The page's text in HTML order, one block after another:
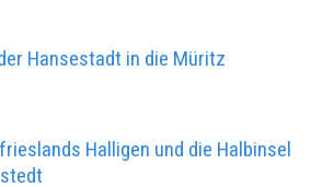
Hansestadt in die Müritz
Halligen und die Halbinsel